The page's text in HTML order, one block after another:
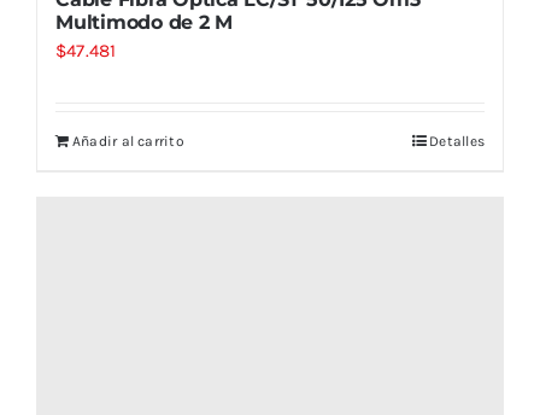
Multimodo de 2 M
$47.481
Añadir al carrito Detalles